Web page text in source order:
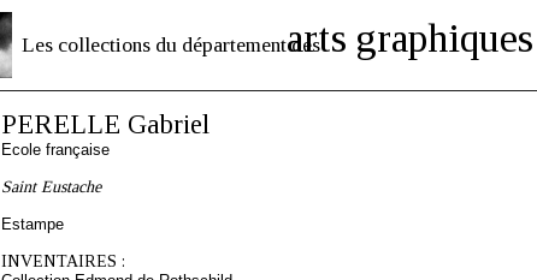
Les collections du département desarts graphiques
PERELLE Gabriel
Ecole française
Saint Eustache
Estampe
INVENTAIRES :